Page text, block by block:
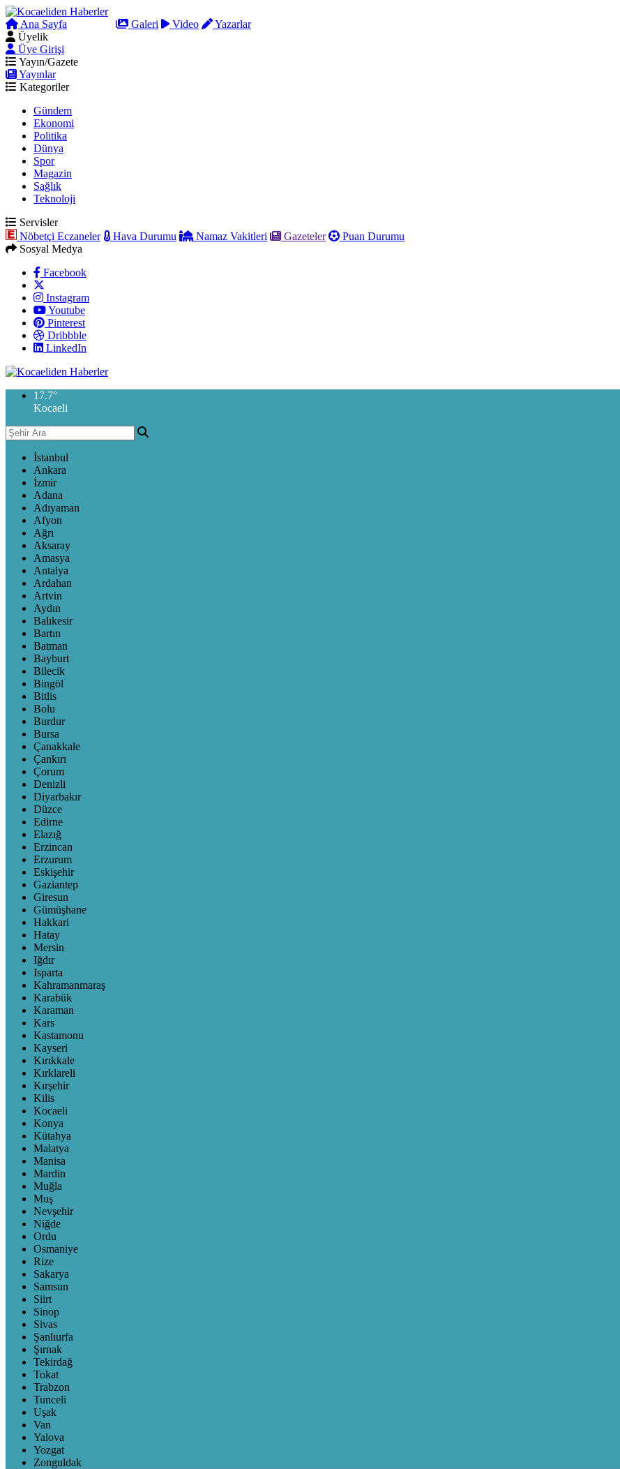
Ana Sayfa Galeri Video
Yazarlar
Üyelik
Üye Girişi
Yayın/Gazete
Yayınlar
Kategoriler
Gündem
Ekonomi
Politika
Dünya
Spor
Magazin
Sağlık
Teknoloji
Servisler
Nöbetçi Eczaneler
Hava Durumu Namaz Vakitleri Gazeteler
Puan Durumu
Sosyal Medya
Facebook
Instagram
Youtube
Pinterest
Dribbble
LinkedIn
17.7°
Kocaeli
İstanbul
Ankara
İzmir
Adana
Adıyaman
Afyon
Ağrı
Aksaray
Amasya
Antalya
Ardahan
Artvin
Aydın
Balıkesir
Bartın
Batman
Bayburt
Bilecik
Bingöl
Bitlis
Bolu
Burdur
Bursa
Çanakkale
Çankırı
Çorum
Denizli
Diyarbakır
Düzce
Edirne
Elazığ
Erzincan
Erzurum
Eskişehir
Gaziantep
Giresun
Gümüşhane
Hakkari
Hatay
Mersin
Iğdır
Isparta
Kahramanmaraş
Karabük
Karaman
Kars
Kastamonu
Kayseri
Kırıkkale
Kırklareli
Kırşehir
Kilis
Kocaeli
Konya
Kütahya
Malatya
Manisa
Mardin
Muğla
Muş
Nevşehir
Niğde
Ordu
Osmaniye
Rize
Sakarya
Samsun
Siirt
Sinop
Sivas
Şanlıurfa
Şırnak
Tekirdağ
Tokat
Trabzon
Tunceli
Uşak
Van
Yalova
Yozgat
Zonguldak